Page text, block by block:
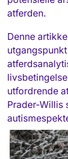
atferden.
Denne
utfordrende
Prader-Willis